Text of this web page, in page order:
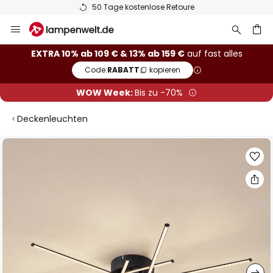
50 Tage kostenlose Retoure
Inhalt
springen
EXTRA 10% ab 109 € & 13% ab 159 €auf fast alles
Code:RABATT kopieren
WOW Week:Bis zu -70%
Deckenleuchten
Zum